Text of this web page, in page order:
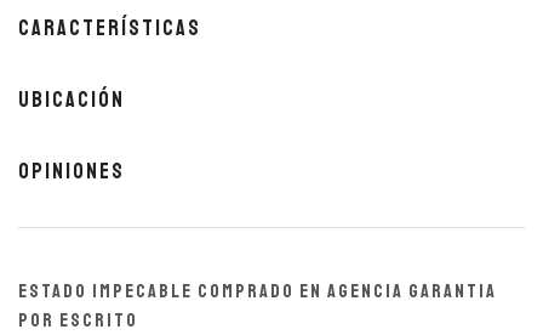
Características
Ubicación
Opiniones
ESTADO IMPECABLE COMPRADO EN AGENCIA GARANTIA
POR ESCRITO